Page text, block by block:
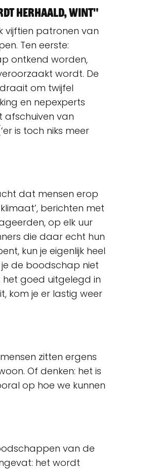
herhaald, wint"
vijftien patronen van
Ten eerste:
ontkend worden,
wordt. De
om twijfel
en nepexperts
afschuiven van
is toch niks meer
dat mensen erop
berichten met
op elk uur
die daar echt hun
kun je eigenlijk heel
de boodschap niet
het goed uitgelegd in
kom je er lastig weer
zitten ergens
Of denken: het is
op hoe we kunnen
van de
het wordt